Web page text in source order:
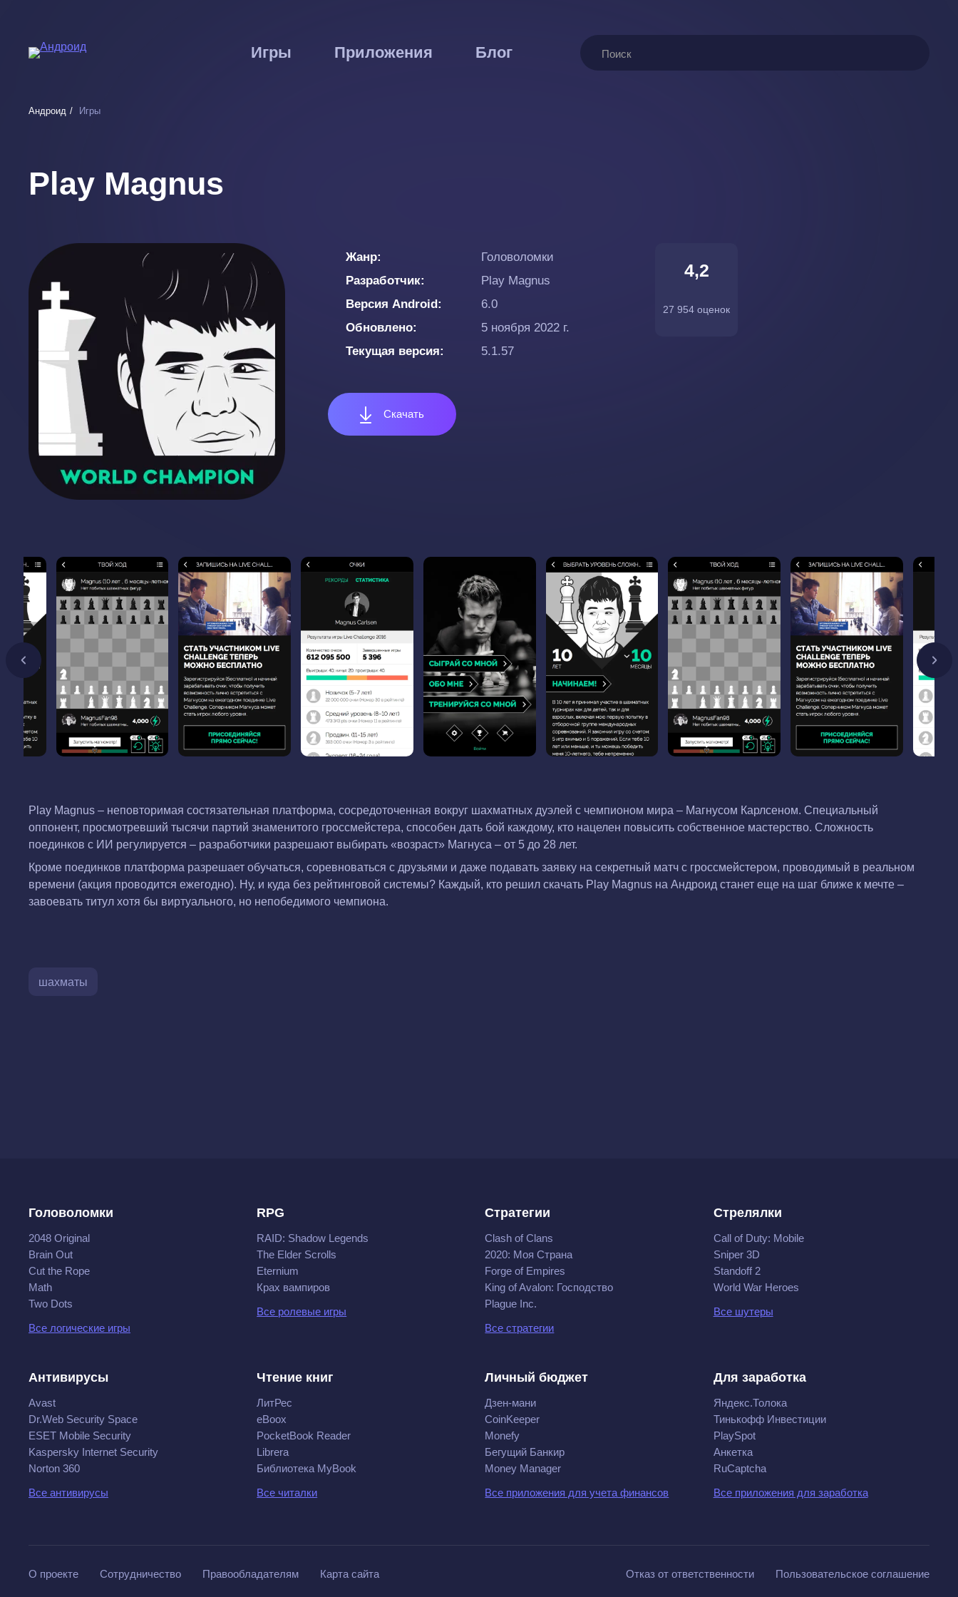
основному
Игры Приложения Блог Поиск
Андроид Игры
Play Magnus
Жанр
Головоломки
Разработчик
Play Magnus
Версия Android
6.0
Обновлено
5 ноября 2022 г.
Текущая версия
5.1.57
Скачать
4,2
27 954 оценок
Play Magnus – неповторимая состязательная платформа, сосредоточенная вокруг шахматных дуэлей с чемпионом мира – Магнусом Карлсеном. Специальный
оппонент, просмотревший тысячи партий знаменитого гроссмейстера, способен дать бой каждому, кто нацелен повысить собственное мастерство. Сложность
поединков с ИИ регулируется – разработчики разрешают выбирать «возраст» Магнуса – от 5 до 28 лет.
Кроме поединков платформа разрешает обучаться, соревноваться с друзьями и даже подавать заявку на секретный матч с гроссмейстером, проводимый в реальном
времени (акция проводится ежегодно). Ну, и куда без рейтинговой системы? Каждый, кто решил скачать Play Magnus на Андроид станет еще на шаг ближе к мечте –
завоевать титул хотя бы виртуального, но непобедимого чемпиона.
шахматы
Головоломки
2048 Original
Brain Out
Cut the Rope
Math
Two Dots
Все логические игры
RPG
RAID: Shadow Legends
The Elder Scrolls
Eternium
Крах вампиров
Все ролевые игры
Стратегии
Clash of Clans
2020: Моя Cтрана
Forge of Empires
King of Avalon: Господство
Plague Inc.
Все стратегии
Стрелялки
Call of Duty: Mobile
Sniper 3D
Standoff 2
World War Heroes
Все шутеры
Антивирусы
Avast
Dr.Web Security Space
ESET Mobile Security
Kaspersky Internet Security
Norton 360
Все антивирусы
Чтение книг
ЛитРес
eBoox
PocketBook Reader
Librera
Библиотека MyBook
Все читалки
Личный бюджет
Дзен-мани
CoinKeeper
Monefy
Бегущий Банкир
Money Manager
Все приложения для учета финансов
Для заработка
Яндекс.Толока
Тинькофф Инвестиции
PlaySpot
Анкетка
RuCaptcha
Все приложения для заработка
О проекте Сотрудничество Правообладателям Карта сайта Отказ от ответственности Пользовательское соглашение